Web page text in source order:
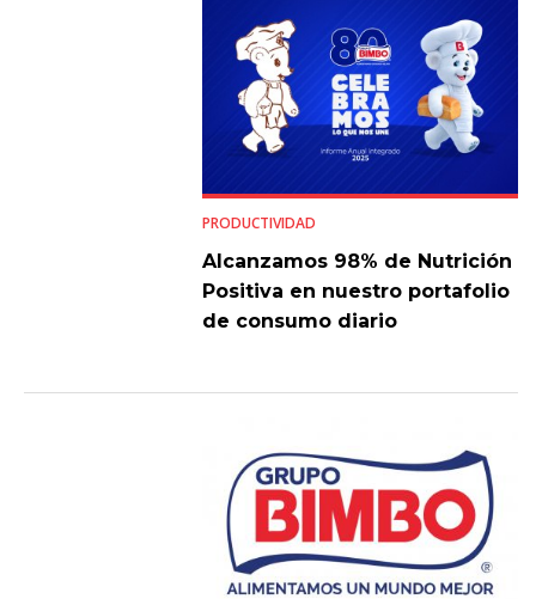
PRODUCTIVIDAD
Alcanzamos 98% de Nutrición
Positiva en nuestro portafolio
de consumo diario